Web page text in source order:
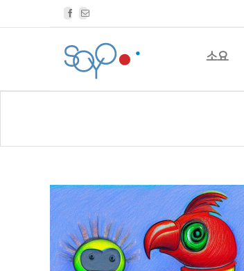
Facebook
소요